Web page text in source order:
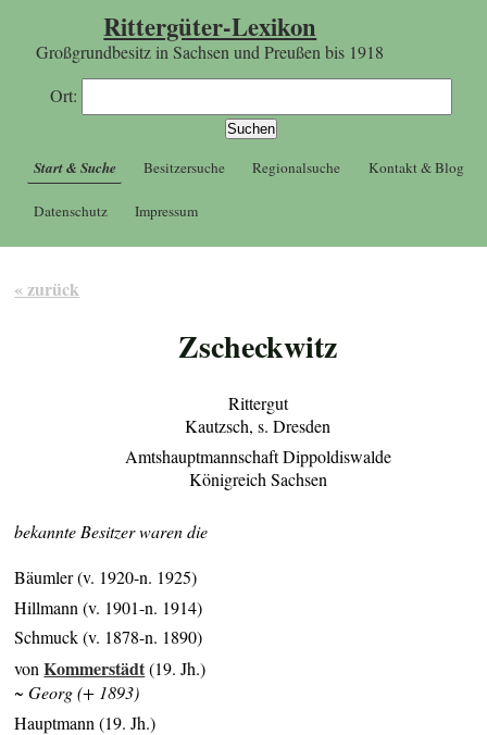
Rittergüter-Lexikon
Großgrundbesitz in Sachsen und Preußen bis 1918
Ort:
Start & Suche Besitzersuche Regionalsuche Kontakt & Blog
Datenschutz Impressum
« zurück
Zscheckwitz
Rittergut
Kautzsch, s. Dresden
Amtshauptmannschaft Dippoldiswalde
Königreich Sachsen
bekannte Besitzer waren die
Bäumler (v. 1920-n. 1925)
Hillmann (v. 1901-n. 1914)
Schmuck (v. 1878-n. 1890)
vonKommerstädt(19. Jh.)
~ Georg (+ 1893)
Hauptmann (19. Jh.)